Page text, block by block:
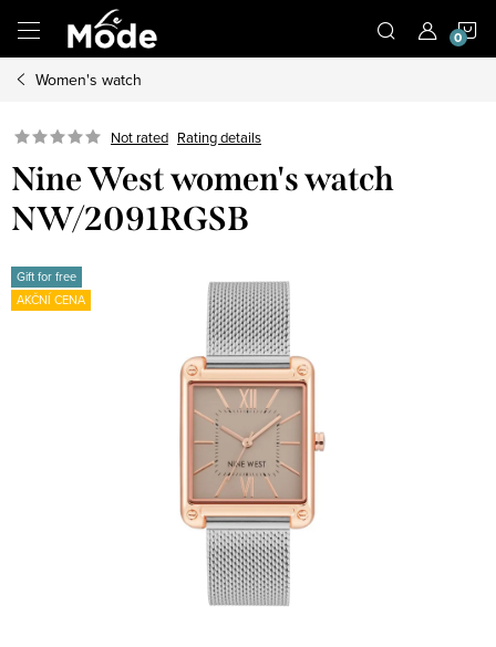
content
Women's watch
Not rated Rating details
Nine West women's watch
NW/2091RGSB
Gift for free
AKČNÍ CENA